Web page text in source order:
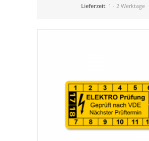
Lieferzeit: 1 - 2 Werktage